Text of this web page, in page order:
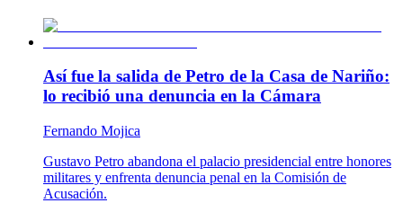
Así fue la salida de Petro de la Casa de Nariño:
lo recibió una denuncia en la Cámara
Fernando Mojica
Gustavo Petro abandona el palacio presidencial entre honores
militares y enfrenta denuncia penal en la Comisión de
Acusación.